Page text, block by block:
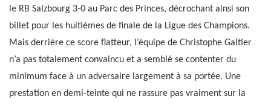
le RB Salzbourg 3-0 au Parc des Princes, décrochant ainsi son
billet pour les huitièmes de finale de la Ligue des Champions.
Mais derrière ce score flatteur, l’équipe de Christophe Galtier
n’a pas totalement convaincu et a semblé se contenter du
minimum face à un adversaire largement à sa portée. Une
prestation en demi-teinte qui ne rassure pas vraiment sur la